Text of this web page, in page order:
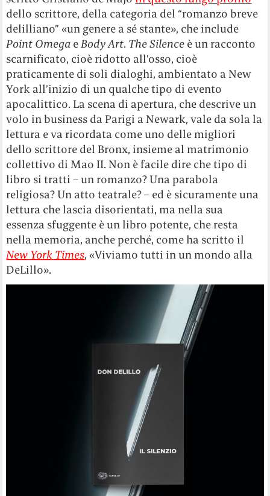
dello scrittore, della categoria del “romanzo breve
delilliano” «un genere a sé stante», che include
Point Omega eBody Art. The Silence è un racconto
scarnificato, cioè ridotto all’osso, cioè
praticamente di soli dialoghi, ambientato a New
York all’inizio di un qualche tipo di evento
apocalittico. La scena di apertura, che descrive un
volo in business da Parigi a Newark, vale da sola la
lettura e va ricordata come uno delle migliori
dello scrittore del Bronx, insieme al matrimonio
collettivo di Mao II. Non è facile dire che tipo di
libro si tratti – un romanzo? Una parabola
religiosa? Un atto teatrale? – ed è sicuramente una
lettura che lascia disorientati, ma nella sua
essenza sfuggente è un libro potente, che resta
nella memoria, anche perché, come ha scritto il
New York Times, «Viviamo tutti in un mondo alla
DeLillo».